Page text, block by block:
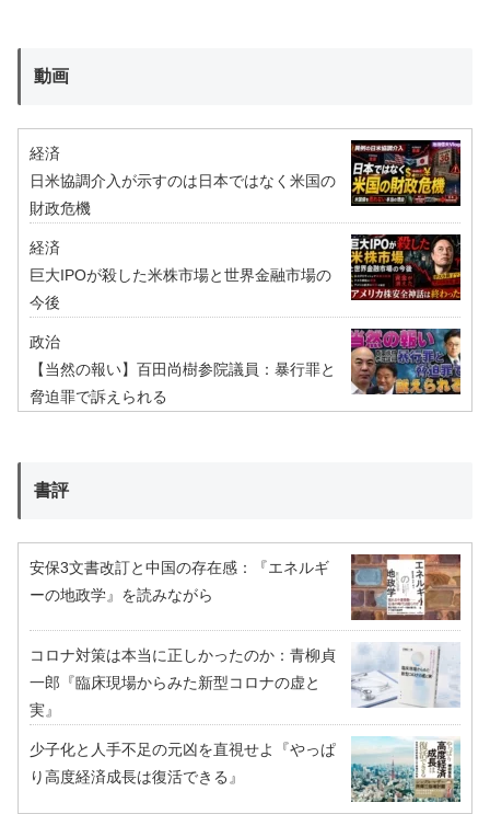
動画
経済
日米協調介入が示すのは日本ではなく米国の
財政危機
経済
巨大IPOが殺した米株市場と世界金融市場の
今後
政治
【当然の報い】百田尚樹参院議員：暴行罪と
脅迫罪で訴えられる
書評
安保3文書改訂と中国の存在感：『エネルギ
ーの地政学』を読みながら
コロナ対策は本当に正しかったのか：青柳貞
一郎『臨床現場からみた新型コロナの虚と
実』
少子化と人手不足の元凶を直視せよ『やっぱ
り高度経済成長は復活できる』